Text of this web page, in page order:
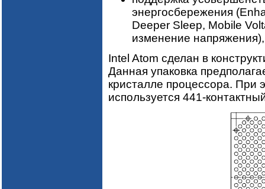
энергосбережения
Deeper Sleep, Mobile
изменение
Intel Atom сделан в
Данная упаковка
кристалле процессора. При
используется 441-